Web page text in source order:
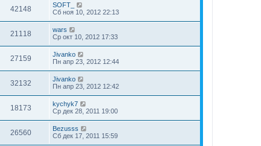
42148
SOFT_
Сб ноя 10, 2012 22:13
21118
wars
Ср окт 10, 2012 17:33
27159
Jivanko
Пн апр 23, 2012 12:44
32132
Jivanko
Пн апр 23, 2012 12:42
18173
kychyk7
Ср дек 28, 2011 19:00
26560
Bezusss
Сб дек 17, 2011 15:59